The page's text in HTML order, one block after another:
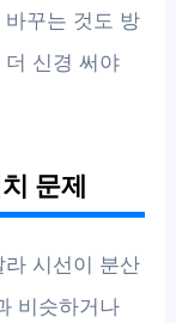
바꾸는 것도 방
더 신경 써야
문제
시선이 분산
비슷하거나